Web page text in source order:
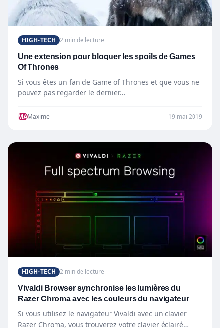
HIGH-TECH 2 min de lecture
Une extension pour bloquer les spoils de Games
Of Thrones
Si vous êtes un fan de Game of Thrones et que vous ne
pouvez pas regarder le dernier…
MAMaxime 19 mai 2019
HIGH-TECH 2 min de lecture
Vivaldi Browser synchronise les lumières du
Razer Chroma avec les couleurs du navigateur
Si vous utilisez le navigateur Vivaldi avec un clavier
Razer Chroma, vous trouverez votre clavier éclairé